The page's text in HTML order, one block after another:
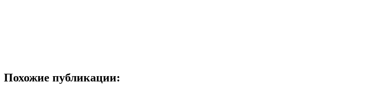
Похожие публикации: